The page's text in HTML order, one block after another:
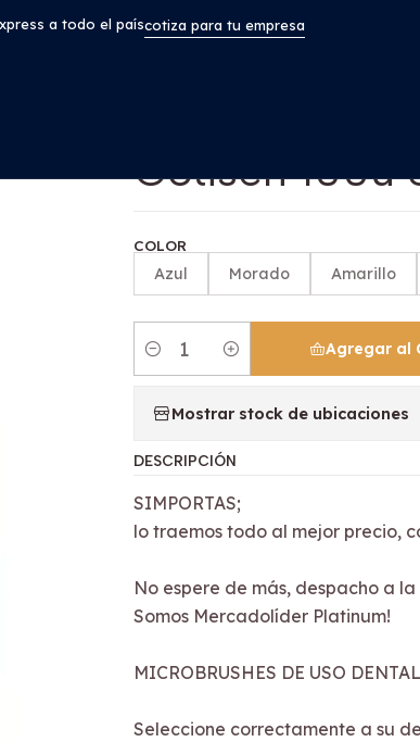
a todo el paíscotiza para tu empresa
De Uso Dental Cotisen 100u Santiago
Microbrush
Cotisen 100u
COLOR
Azul Morado Amarillo
Cantidad
Agregar al
Mostrar stock de ubicaciones
DESCRIPCIÓN
SIMPORTAS;
lo traemos todo al mejor precio,
No espere de más, despacho a
Somos Mercadolíder Platinum!
MICROBRUSHES DE USO
Seleccione correctamente a su